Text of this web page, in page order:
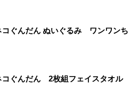
コぐんだん ぬいぐるみ ワンワンち
コぐんだん 2枚組フェイスタオル